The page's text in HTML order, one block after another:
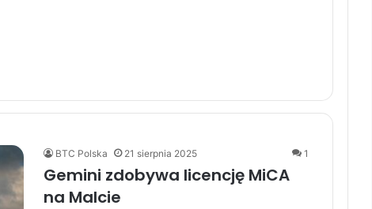
BTC Polska 21 sierpnia 2025 1
Gemini zdobywa licencję MiCA
na Malcie